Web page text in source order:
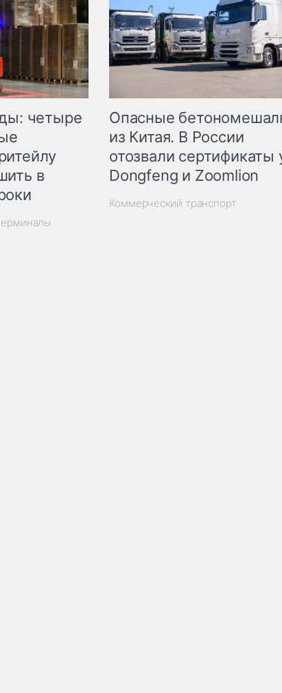
четыре
в
Опасные
из Китая. В России
отозвали сертификаты
Dongfeng и Zoomlion
Коммерческий транспорт